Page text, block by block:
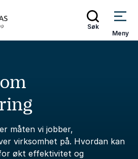
Søk
Meny
måten vi jobber,
virksomhet på. Hvordan kan
økt effektivitet og